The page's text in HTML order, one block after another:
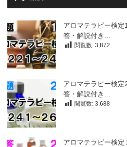
アロマテラピー検
答・解説付き…
閲覧数: 3,872
アロマテラピー検
答・解説付き…
閲覧数: 3,688
アロマテラピー検